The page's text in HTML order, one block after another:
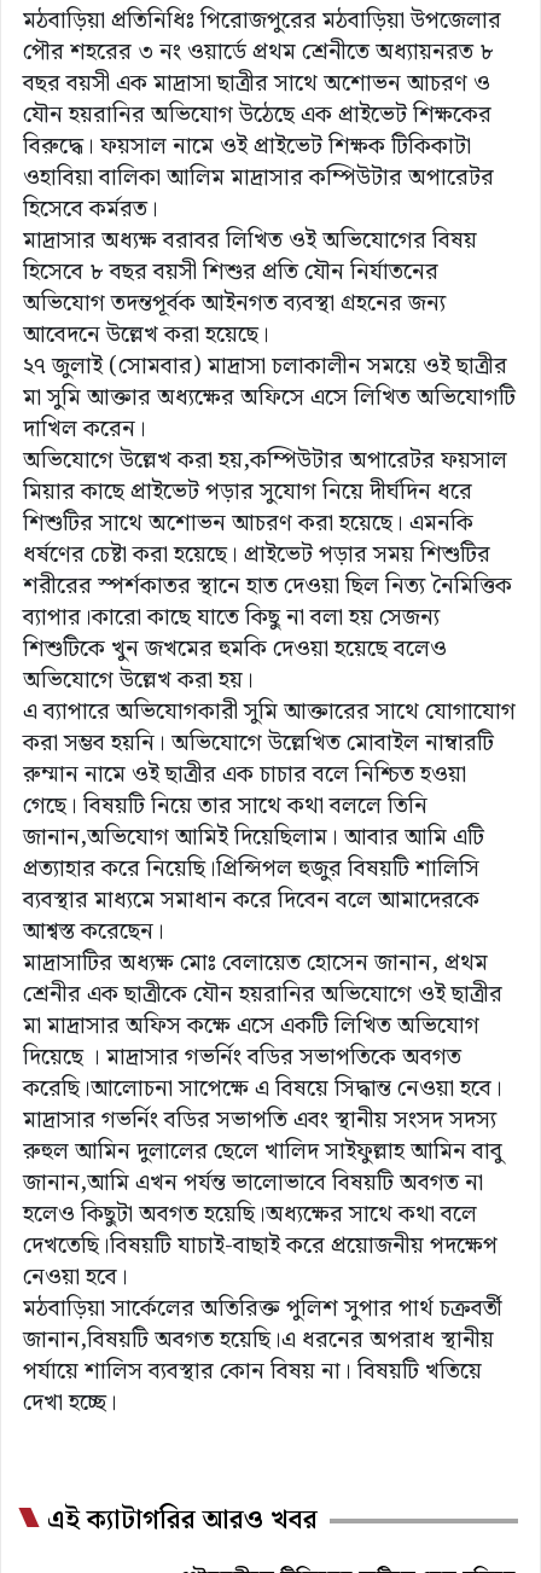
মঠবাড়িয়া প্রতিনিধিঃ পিরোজপুরের মঠবাড়িয়া উপজেলার
পৌর শহরের ৩ নং ওয়ার্ডে প্রথম শ্রেনীতে অধ্যায়নরত ৮
বছর বয়সী এক মাদ্রাসা ছাত্রীর সাথে অশোভন আচরণ ও
যৌন হয়রানির অভিযোগ উঠেছে এক প্রাইভেট শিক্ষকের
বিরুদ্ধে। ফয়সাল নামে ওই প্রাইভেট শিক্ষক টিকিকাটা
ওহাবিয়া বালিকা আলিম মাদ্রাসার কম্পিউটার অপারেটর
হিসেবে কর্মরত।
মাদ্রাসার অধ্যক্ষ বরাবর লিখিত ওই অভিযোগের বিষয়
হিসেবে ৮ বছর বয়সী শিশুর প্রতি যৌন নির্যাতনের
অভিযোগ তদন্তপূর্বক আইনগত ব্যবস্থা গ্রহনের জন্য
আবেদনে উল্লেখ করা হয়েছে।
২৭ জুলাই (সোমবার) মাদ্রাসা চলাকালীন সময়ে ওই ছাত্রীর
মা সুমি আক্তার অধ্যক্ষের অফিসে এসে লিখিত অভিযোগটি
দাখিল করেন।
অভিযোগে উল্লেখ করা হয়,কম্পিউটার অপারেটর ফয়সাল
মিয়ার কাছে প্রাইভেট পড়ার সুযোগ নিয়ে দীর্ঘদিন ধরে
শিশুটির সাথে অশোভন আচরণ করা হয়েছে। এমনকি
ধর্ষণের চেষ্টা করা হয়েছে। প্রাইভেট পড়ার সময় শিশুটির
শরীরের স্পর্শকাতর স্থানে হাত দেওয়া ছিল নিত্য নৈমিত্তিক
ব্যাপার।কারো কাছে যাতে কিছু না বলা হয় সেজন্য
শিশুটিকে খুন জখমের হুমকি দেওয়া হয়েছে বলেও
অভিযোগে উল্লেখ করা হয়।
এ ব্যাপারে অভিযোগকারী সুমি আক্তারের সাথে যোগাযোগ
করা সম্ভব হয়নি। অভিযোগে উল্লেখিত মোবাইল নাম্বারটি
রুম্মান নামে ওই ছাত্রীর এক চাচার বলে নিশ্চিত হওয়া
গেছে। বিষয়টি নিয়ে তার সাথে কথা বললে তিনি
জানান,অভিযোগ আমিই দিয়েছিলাম। আবার আমি এটি
প্রত্যাহার করে নিয়েছি।প্রিন্সিপল হুজুর বিষয়টি শালিসি
ব্যবস্থার মাধ্যমে সমাধান করে দিবেন বলে আমাদেরকে
আশ্বস্ত করেছেন।
মাদ্রাসাটির অধ্যক্ষ মোঃ বেলায়েত হোসেন জানান, প্রথম
শ্রেনীর এক ছাত্রীকে যৌন হয়রানির অভিযোগে ওই ছাত্রীর
মা মাদ্রাসার অফিস কক্ষে এসে একটি লিখিত অভিযোগ
দিয়েছে । মাদ্রাসার গভর্নিং বডির সভাপতিকে অবগত
করেছি।আলোচনা সাপেক্ষে এ বিষয়ে সিদ্ধান্ত নেওয়া হবে।
মাদ্রাসার গভর্নিং বডির সভাপতি এবং স্থানীয় সংসদ সদস্য
রুহুল আমিন দুলালের ছেলে খালিদ সাইফুল্লাহ আমিন বাবু
জানান,আমি এখন পর্যন্ত ভালোভাবে বিষয়টি অবগত না
হলেও কিছুটা অবগত হয়েছি।অধ্যক্ষের সাথে কথা বলে
দেখতেছি।বিষয়টি যাচাই-বাছাই করে প্রয়োজনীয় পদক্ষেপ
নেওয়া হবে।
মঠবাড়িয়া সার্কেলের অতিরিক্ত পুলিশ সুপার পার্থ চক্রবর্তী
জানান,বিষয়টি অবগত হয়েছি।এ ধরনের অপরাধ স্থানীয়
পর্যায়ে শালিস ব্যবস্থার কোন বিষয় না। বিষয়টি খতিয়ে
দেখা হচ্ছে।
এই ক্যাটাগরির আরও খবর